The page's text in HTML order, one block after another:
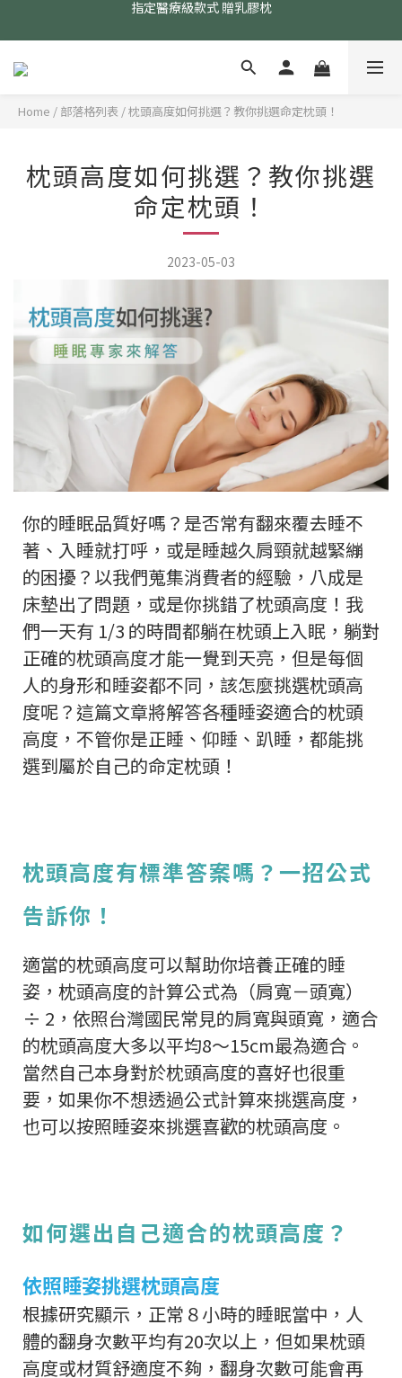
24小時AI智能客服
24小時AI智能客服
Home / 部落格列表 /枕頭高度如何挑選？教你挑選命定枕頭！
枕頭高度如何挑選？教你挑選
命定枕頭！
2023-05-03
你的睡眠品質好嗎？是否常有翻來覆去睡不
著、入睡就打呼，或是睡越久肩頸就越緊繃
的困擾？以我們蒐集消費者的經驗，八成是
床墊出了問題，或是你挑錯了枕頭高度！我
們一天有 1/3 的時間都躺在枕頭上入眠，躺對
正確的枕頭高度才能一覺到天亮，但是每個
人的身形和睡姿都不同，該怎麼挑選枕頭高
度呢？這篇文章將解答各種睡姿適合的枕頭
高度，不管你是正睡、仰睡、趴睡，都能挑
選到屬於自己的命定枕頭！
枕頭高度有標準答案嗎？一招公式
告訴你！
適當的枕頭高度可以幫助你培養正確的睡
姿，枕頭高度的計算公式為（肩寬－頭寬）
÷ 2，依照台灣國民常見的肩寬與頭寬，適合
的枕頭高度大多以平均8～15cm最為適合。
當然自己本身對於枕頭高度的喜好也很重
要，如果你不想透過公式計算來挑選高度，
也可以按照睡姿來挑選喜歡的枕頭高度。
如何選出自己適合的枕頭高度？
依照睡姿挑選枕頭高度
根據研究顯示，正常８小時的睡眠當中，人
體的翻身次數平均有20次以上，但如果枕頭
高度或材質舒適度不夠，翻身次數可能會再